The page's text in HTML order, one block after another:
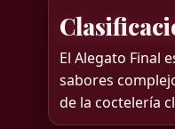
El Alegato Final
sabores
de la coctelería